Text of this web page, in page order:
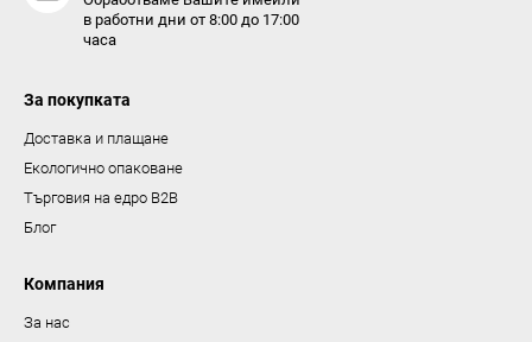
в работни дни от 8:00 до 17:00
часа
За покупката
Доставка и плащане
Екологично опаковане
Търговия на едро B2B
Блог
Компания
За нас